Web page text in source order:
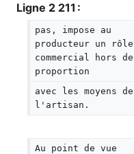
Ligne 2 211 :
pas, impose au
producteur un rôle
commercial hors de
proportion
avec les moyens de
l'artisan.
Au point de vue